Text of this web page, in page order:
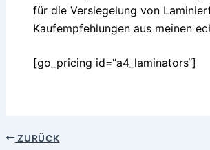
für die Versiegelung von
Kaufempfehlungen aus meinen
[go_pricing id=“a4_laminators“]
ZURÜCK